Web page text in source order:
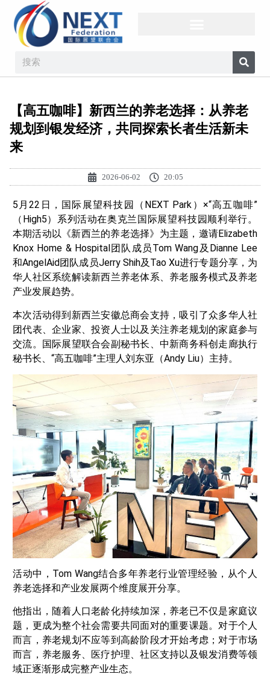
【高五咖啡】新西兰的养老选择：从养老
规划到银发经济，共同探索长者生活新未
来
2026-06-02 20:05
5月22日，国际展望科技园（NEXT Park）×“高五咖啡”
（High5）系列活动在奥克兰国际展望科技园顺利举行。
本期活动以《新西兰的养老选择》为主题，邀请Elizabeth
Knox Home & Hospital团队成员Tom Wang及Dianne Lee
和AngelAid团队成员Jerry Shih及Tao Xu进行专题分享，为
华人社区系统解读新西兰养老体系、养老服务模式及养老
产业发展趋势。
本次活动得到新西兰安徽总商会支持，吸引了众多华人社
团代表、企业家、投资人士以及关注养老规划的家庭参与
交流。国际展望联合会副秘书长、中新商务科创走廊执行
秘书长、“高五咖啡”主理人刘东亚（Andy Liu）主持。
活动中，Tom Wang结合多年养老行业管理经验，从个人
养老选择和产业发展两个维度展开分享。
他指出，随着人口老龄化持续加深，养老已不仅是家庭议
题，更成为整个社会需要共同面对的重要课题。对于个人
而言，养老规划不应等到高龄阶段才开始考虑；对于市场
而言，养老服务、医疗护理、社区支持以及银发消费等领
域正逐渐形成完整产业生态。